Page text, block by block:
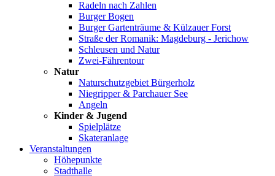
Radeln nach Zahlen
Burger Bogen
Burger Gartenträume & Külzauer Forst
Straße der Romanik: Magdeburg - Jerichow
Schleusen und Natur
Zwei-Fährentour
Natur
Naturschutzgebiet Bürgerholz
Niegripper & Parchauer See
Angeln
Kinder & Jugend
Spielplätze
Skateranlage
Veranstaltungen
Höhepunkte
Stadthalle